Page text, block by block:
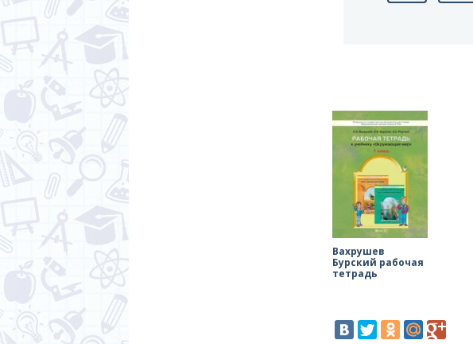
Вахрушев
Бурский рабочая
тетрадь